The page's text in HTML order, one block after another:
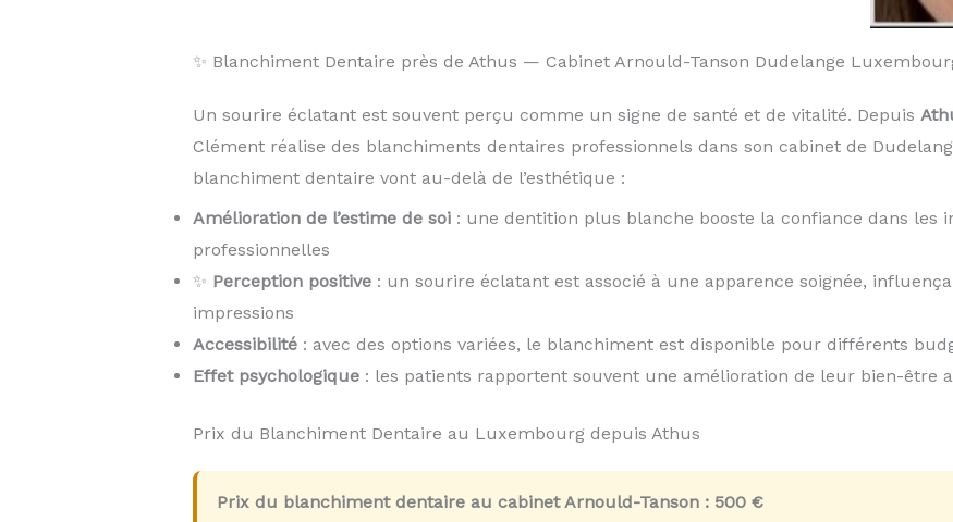
✨ Blanchiment Dentaire près de Athus — Cabinet Arnould-Tanson Dudelange
Un sourire éclatant est souvent perçu comme un signe de santé et de vitalité. Depuis
Clément réalise des blanchiments dentaires professionnels dans son cabinet de
blanchiment dentaire vont au-delà de l’esthétique :
Amélioration de l’estime de soi: une dentition plus blanche booste la confiance dans les
professionnelles
✨ Perception positive: un sourire éclatant est associé à une apparence soignée,
impressions
Accessibilité: avec des options variées, le blanchiment est disponible pour différents
Effet psychologique: les patients rapportent souvent une amélioration de leur bien-être
Prix du Blanchiment Dentaire au Luxembourg depuis Athus
Prix du blanchiment dentaire au cabinet Arnould-Tanson : 500 €